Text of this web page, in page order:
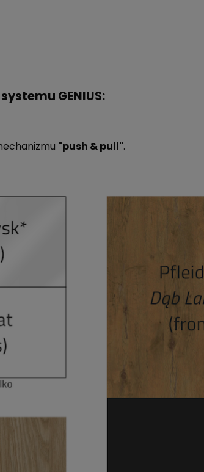
GENIUS:
"push & pull".